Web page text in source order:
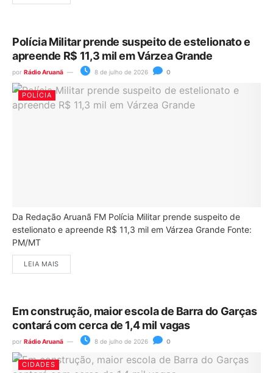
Polícia Militar prende suspeito de estelionato e
apreende R$ 11,3 mil em Várzea Grande
por Rádio Aruanã 8 de julho de 2026 0
POLÍCIA
Da Redação Aruanã FM Polícia Militar prende suspeito de
estelionato e apreende R$ 11,3 mil em Várzea Grande Fonte:
PM/MT
LEIA MAIS
Em construção, maior escola de Barra do Garças
contará com cerca de 1,4 mil vagas
por Rádio Aruanã 8 de julho de 2026 0
CIDADES